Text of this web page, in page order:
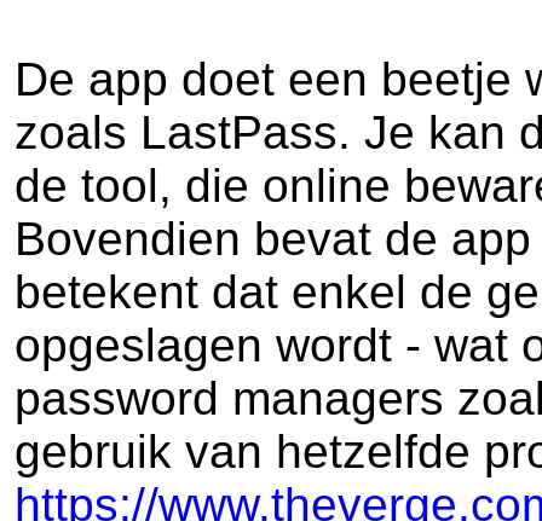
De app doet een beetje
zoals LastPass. Je kan
de tool, die online
Bovendien bevat de
betekent dat enkel de
opgeslagen wordt - wat
password managers
gebruik van hetzelfde
https://